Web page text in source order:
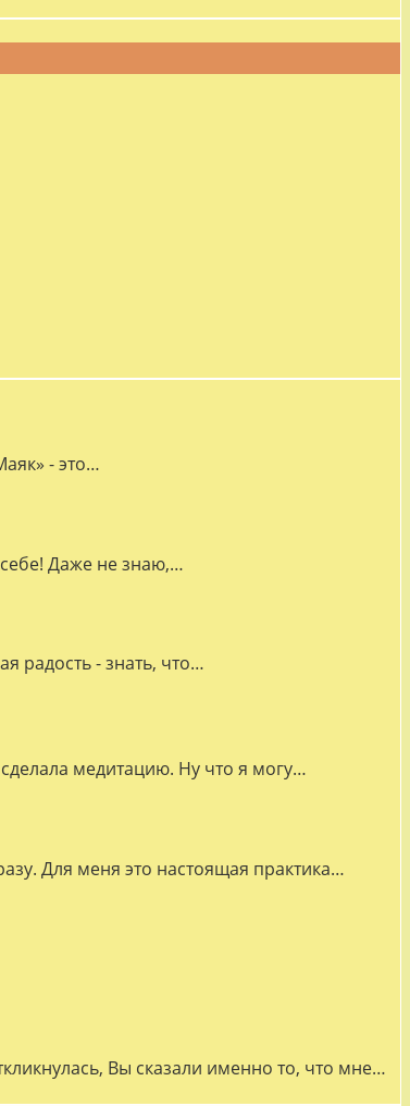
- это…
Даже не знаю,…
радость - знать, что…
медитацию. Ну что я могу…
Для меня это настоящая практика…
Вы сказали именно то, что мне…